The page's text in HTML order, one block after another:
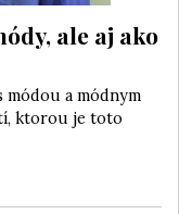
ale aj ako
módou a módnym
ktorou je toto